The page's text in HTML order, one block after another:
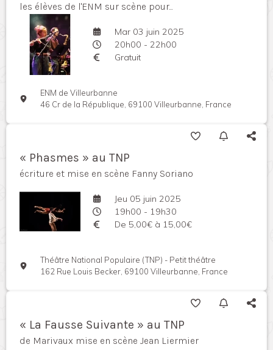
les élèves de l'ENM sur scène pour...
Mar 03 juin 2025
20h00 - 22h00
Gratuit
ENM de Villeurbanne
46 Cr de la République, 69100 Villeurbanne, France
« Phasmes » au TNP
écriture et mise en scène Fanny Soriano
Jeu 05 juin 2025
19h00 - 19h30
De 5,00€ à 15,00€
Théâtre National Populaire (TNP) - Petit théâtre
162 Rue Louis Becker, 69100 Villeurbanne, France
« La Fausse Suivante » au TNP
de Marivaux mise en scène Jean Liermier